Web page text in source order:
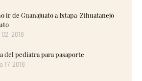
ir de Guanajuato a Ixtapa-Zihuatanejo
2018
del pediatra para pasaporte
17, 2018